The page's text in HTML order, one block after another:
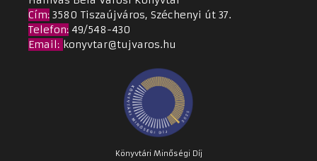
Cím: 3580 Tiszaújváros, Széchenyi út 37.
Telefon: 49/548-430
Email: konyvtar@tujvaros.hu
Könyvtári Minőségi Díj